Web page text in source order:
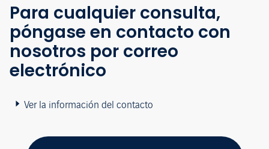
Para cualquier consulta,
póngase en contacto con
nosotros por correo
electrónico
Ver la información del contacto